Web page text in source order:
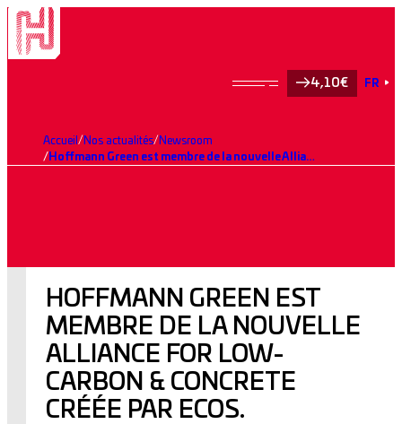
4,10€ FR
Accueil Nos actualités
Newsroom
Hoffmann Green est membre de la nouvelle Alliance for Low-Carbon & Concrete créée par ECOS.
HOFFMANN GREEN EST
MEMBRE DE LA NOUVELLE
ALLIANCE FOR LOW-
CARBON & CONCRETE
CRÉÉE PAR ECOS.